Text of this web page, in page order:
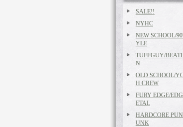
SALE!!
NYHC
NEW SCHOOL/
YLE
TUFFGUY/
N
OLD SCHOOL/
H CREW
FURY EDGE/
ETAL
HARDCORE
UNK